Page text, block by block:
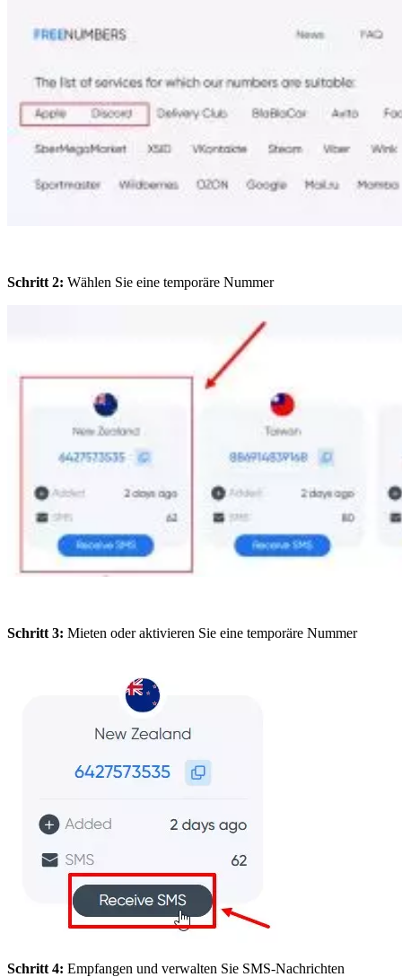
Schritt 2: Wählen Sie eine temporäre Nummer
Schritt 3: Mieten oder aktivieren Sie eine temporäre Nummer
Schritt 4: Empfangen und verwalten Sie SMS-Nachrichten